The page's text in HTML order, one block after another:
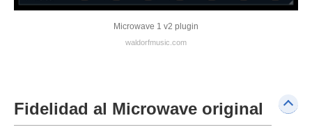
Microwave 1 v2 plugin
waldorfmusic.com
Fidelidad al Microwave original